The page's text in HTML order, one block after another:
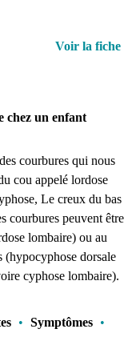
Voir la fiche
chez un enfant
courbures qui nous
cou appelé lordose
Le creux du bas
courbures peuvent être
lombaire) ou au
(hypocyphose dorsale
cyphose lombaire).
• Symptômes •